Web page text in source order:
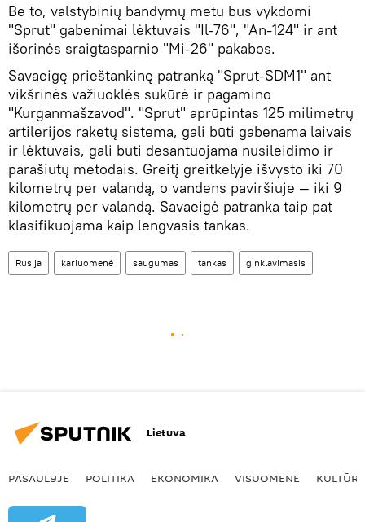
Be to, valstybinių bandymų metu bus vykdomi
"Sprut" gabenimai lėktuvais "Il-76", "An-124" ir ant
išorinės sraigtasparnio "Mi-26" pakabos.
Savaeigę prieštankinę patranką "Sprut-SDM1" ant
vikšrinės važiuoklės sukūrė ir pagamino
"Kurganmašzavod". "Sprut" aprūpintas 125 milimetrų
artilerijos raketų sistema, gali būti gabenama laivais
ir lėktuvais, gali būti desantuojama nusileidimo ir
parašiutų metodais. Greitį greitkelyje išvysto iki 70
kilometrų per valandą, o vandens paviršiuje — iki 9
kilometrų per valandą. Savaeigė patranka taip pat
klasifikuojama kaip lengvasis tankas.
Rusija kariuomenė saugumas tankas ginklavimasis
Lietuva
PASAULYJE POLITIKA EKONOMIKA VISUOMENĖ KULTŪRA